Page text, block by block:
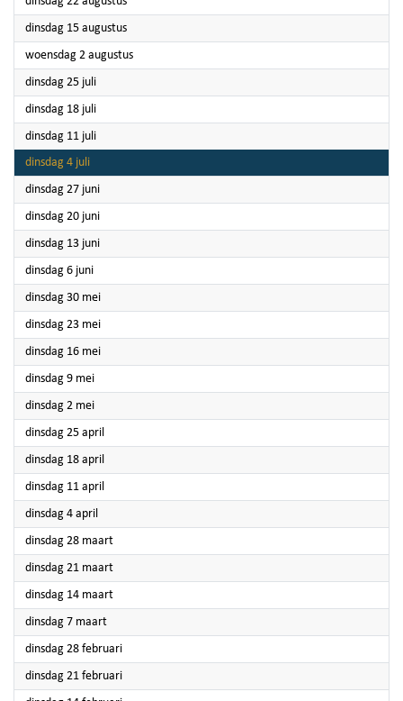
dinsdag 15 augustus2023
woensdag 2 augustus2023
dinsdag 25 juli2023
dinsdag 18 juli2023
dinsdag 11 juli2023
dinsdag 4 juli2023
dinsdag 27 juni2023
dinsdag 20 juni2023
dinsdag 13 juni2023
dinsdag 6 juni2023
dinsdag 30 mei2023
dinsdag 23 mei2023
dinsdag 16 mei2023
dinsdag 9 mei2023
dinsdag 2 mei2023
dinsdag 25 april
dinsdag 18 april
dinsdag 11 april
dinsdag 4 april
dinsdag 28 maart2023
dinsdag 21 maart2023
dinsdag 14 maart2023
dinsdag 7 maart2023
dinsdag 28 februari2023
dinsdag 21 februari2023